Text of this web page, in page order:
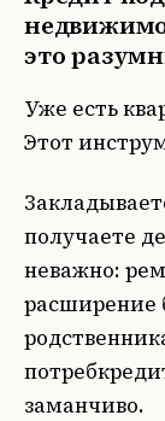
это
Уже есть
Этот
получаете
неважно:
расширение
заманчиво.